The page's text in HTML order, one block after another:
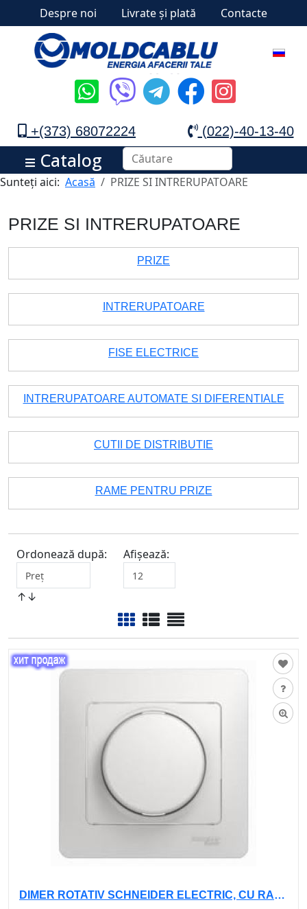
Despre noi Livrate și plată Contacte
+(373) 68072224 (022)-40-13-40
Catalog
Sunteți aici: Acasă PRIZE SI INTRERUPATOARE
PRIZE SI INTRERUPATOARE
PRIZE
INTRERUPATOARE
FISE ELECTRICE
INTRERUPATOARE AUTOMATE SI DIFERENTIALE
CUTII DE DISTRIBUTIE
RAME PENTRU PRIZE
Ordonează după:
↑↓
Afișează:
DIMER ROTATIV SCHNEIDER ELECTRIC, CU RAMA 300W, i/i GSL000134